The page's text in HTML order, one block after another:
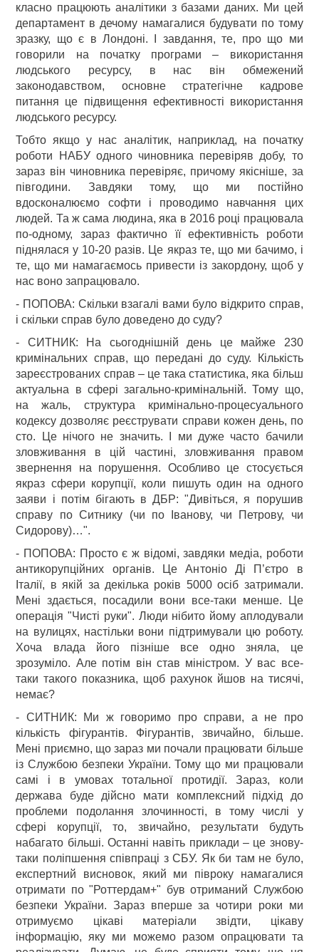
класно працюють аналітики з базами даних. Ми цей
департамент в дечому намагалися будувати по тому
зразку, що є в Лондоні. І завдання, те, про що ми
говорили на початку програми – використання
людського ресурсу, в нас він обмежений
законодавством, основне стратегічне кадрове
питання це підвищення ефективності використання
людського ресурсу.
Тобто якщо у нас аналітик, наприклад, на початку
роботи НАБУ одного чиновника перевіряв добу, то
зараз він чиновника перевіряє, причому якісніше, за
півгодини. Завдяки тому, що ми постійно
вдосконалюємо софти і проводимо навчання цих
людей. Та ж сама людина, яка в 2016 році працювала
по-одному, зараз фактично її ефективність роботи
піднялася у 10-20 разів. Це якраз те, що ми бачимо, і
те, що ми намагаємось привести із закордону, щоб у
нас воно запрацювало.
- ПОПОВА: Скільки взагалі вами було відкрито справ,
і скільки справ було доведено до суду?
- СИТНИК: На сьогоднішній день це майже 230
кримінальних справ, що передані до суду. Кількість
зареєстрованих справ – це така статистика, яка більш
актуальна в сфері загально-кримінальній. Тому що,
на жаль, структура кримінально-процесуального
кодексу дозволяє реєструвати справи кожен день, по
сто. Це нічого не значить. І ми дуже часто бачили
зловживання в цій частині, зловживання правом
звернення на порушення. Особливо це стосується
якраз сфери корупції, коли пишуть один на одного
заяви і потім бігають в ДБР: "Дивіться, я порушив
справу по Ситнику (чи по Іванову, чи Петрову, чи
Сидорову)…".
- ПОПОВА: Просто є ж відомі, завдяки медіа, роботи
антикорупційних органів. Це Антоніо Ді П’єтро в
Італії, в якій за декілька років 5000 осіб затримали.
Мені здається, посадили вони все-таки менше. Це
операція "Чисті руки". Люди нібито йому аплодували
на вулицях, настільки вони підтримували цю роботу.
Хоча влада його пізніше все одно зняла, це
зрозуміло. Але потім він став міністром. У вас все-
таки такого показника, щоб рахунок йшов на тисячі,
немає?
- СИТНИК: Ми ж говоримо про справи, а не про
кількість фігурантів. Фігурантів, звичайно, більше.
Мені приємно, що зараз ми почали працювати більше
із Службою безпеки України. Тому що ми працювали
самі і в умовах тотальної протидії. Зараз, коли
держава буде дійсно мати комплексний підхід до
проблеми подолання злочинності, в тому числі у
сфері корупції, то, звичайно, результати будуть
набагато більші. Останні навіть приклади – це знову-
таки поліпшення співпраці з СБУ. Як би там не було,
експертний висновок, який ми півроку намагалися
отримати по "Роттердам+" був отриманий Службою
безпеки України. Зараз вперше за чотири роки ми
отримуємо цікаві матеріали звідти, цікаву
інформацію, яку ми можемо разом опрацювати та